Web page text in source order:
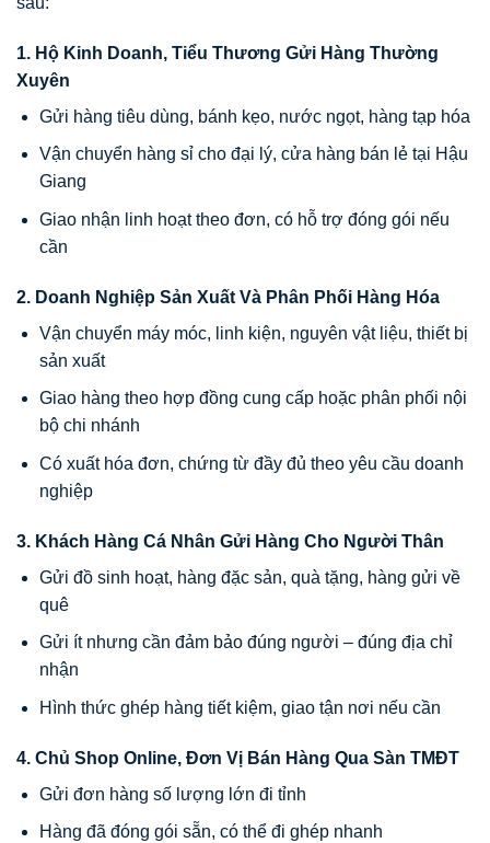
1. Hộ Kinh Doanh, Tiểu Thương Gửi Hàng Thường
Xuyên
Gửi hàng tiêu dùng, bánh kẹo, nước ngọt, hàng tạp hóa
Vận chuyển hàng sỉ cho đại lý, cửa hàng bán lẻ tại Hậu
Giang
Giao nhận linh hoạt theo đơn, có hỗ trợ đóng gói nếu
cần
2. Doanh Nghiệp Sản Xuất Và Phân Phối Hàng Hóa
Vận chuyển máy móc, linh kiện, nguyên vật liệu, thiết bị
sản xuất
Giao hàng theo hợp đồng cung cấp hoặc phân phối nội
bộ chi nhánh
Có xuất hóa đơn, chứng từ đầy đủ theo yêu cầu doanh
nghiệp
3. Khách Hàng Cá Nhân Gửi Hàng Cho Người Thân
Gửi đồ sinh hoạt, hàng đặc sản, quà tặng, hàng gửi về
quê
Gửi ít nhưng cần đảm bảo đúng người – đúng địa chỉ
nhận
Hình thức ghép hàng tiết kiệm, giao tận nơi nếu cần
4. Chủ Shop Online, Đơn Vị Bán Hàng Qua Sàn TMĐT
Gửi đơn hàng số lượng lớn đi tỉnh
Hàng đã đóng gói sẵn, có thể đi ghép nhanh